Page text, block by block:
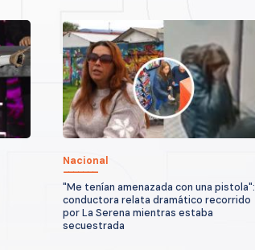
Nacional
"Me tenían amenazada con una pistola":
conductora relata dramático recorrido
por La Serena mientras estaba
secuestrada